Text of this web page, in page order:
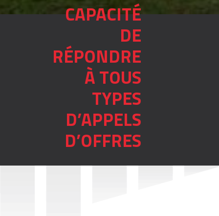
CAPACITÉ
DE
RÉPONDRE
À TOUS
TYPES
D’APPELS
D’OFFRES